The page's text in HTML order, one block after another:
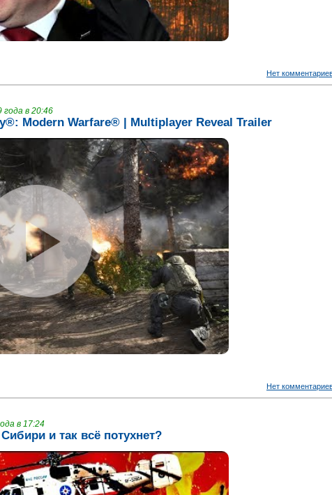
Нет
года в 20:46
Modern Warfare® | Multiplayer Reveal Trailer
Нет
в 17:24
и так всё потухнет?